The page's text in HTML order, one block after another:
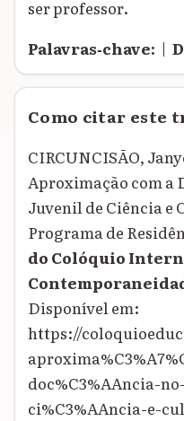
ser professor.
Palavras‑chave: |
Como citar este
CIRCUNCISÃO,
Aproximação com a
Juvenil de Ciência e
Programa de
do Colóquio
Disponível em:
https://
doc%C3%AAncia-
ci%C3%AAncia-e-